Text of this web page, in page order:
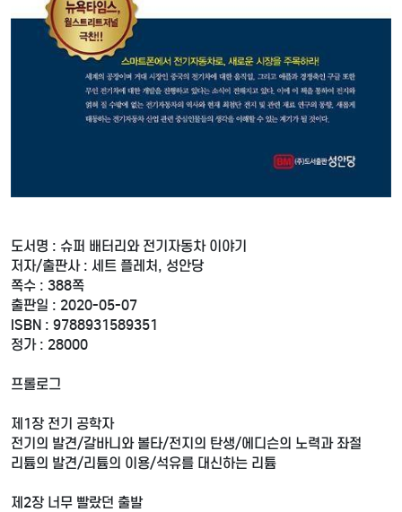
도서명 : 슈퍼 배터리와 전기자동차 이야기
저자/출판사 : 세트 플레처, 성안당
쪽수 : 388쪽
출판일 : 2020-05-07
ISBN : 9788931589351
정가 : 28000
프롤로그
제1장 전기 공학자
전기의 발견/갈바니와 볼타/전지의 탄생/에디슨의 노력과 좌절
리튬의 발견/리튬의 이용/석유를 대신하는 리튬
제2장 너무 빨랐던 출발